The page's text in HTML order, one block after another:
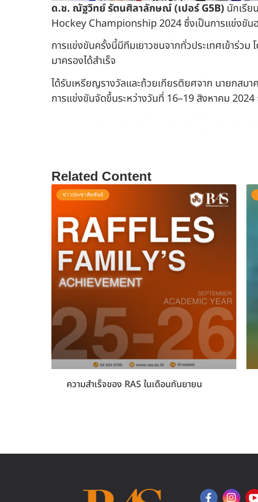
ด.ช. ณัฐวิทย์ รัตนศิลาลักษณ์(เปอร์ G5B) นักเรีย
Hockey Championship 2024 ซึ่งเป็นการแข่งขัน
การแข่งขันครั้งนี้มีทีมเยาวชนจากทั่วประเทศเข้าร่ว
มาครองได้สำเร็จ
ได้รับเหรียญรางวัลและถ้วยเกียรติยศจาก นายกสม
การแข่งขันจัดขึ้นระหว่างวันที่ 16–19 สิงหาคม
Related Content
ข่าวประชาสัมพันธ์
ความสำเร็จของ RAS ในเดือนกันยายน